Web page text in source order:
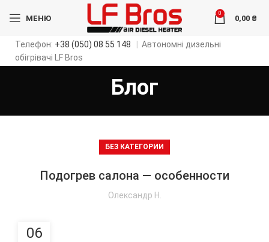
МЕНЮ
0
0,00 ₴
Телефон: +38 (050) 08 55 148
Автономні дизельні
обігрівачі LF Bros
Блог
БЕЗ КАТЕГОРИИ
Подогрев салона — особенности
Олександр Н.
06